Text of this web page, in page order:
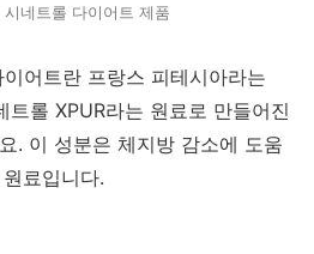
시네트롤 다이어트 제품
어트란 프랑스 피테시아라는
트롤 XPUR라는 원료로 만들어진
. 이 성분은 체지방 감소에 도움
료입니다.